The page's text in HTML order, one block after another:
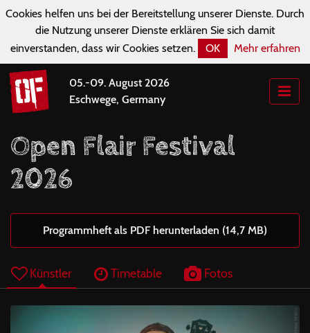
Cookies helfen uns bei der Bereitstellung unserer Dienste. Durch
die Nutzung unserer Dienste erklären Sie sich damit
einverstanden, dass wir Cookies setzen.
OK Mehr erfahren
05.-09. August 2026
Eschwege, Germany
Open Flair Festival
2026
Programmheft als PDF herunterladen (14,7 MB)
Künstler Timetable Fotos